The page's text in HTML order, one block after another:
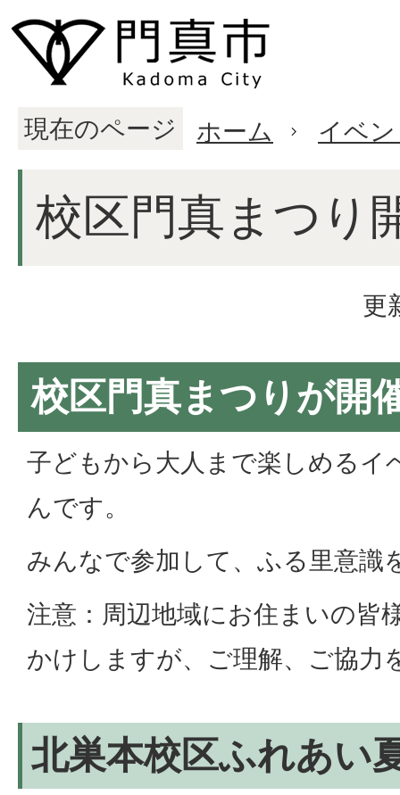
現在のページ ホーム イベ
校区門真まつり
更
校区門真まつりが開
子どもから大人まで楽しめるイ
んです。
みんなで参加して、ふる里意識
注意：周辺地域にお住まいの皆
かけしますが、ご理解、ご協力
北巣本校区ふれあい